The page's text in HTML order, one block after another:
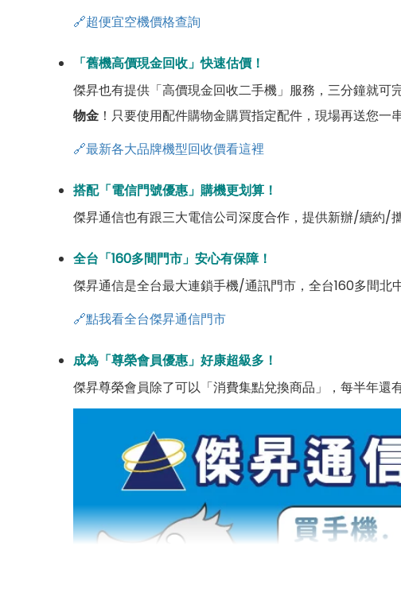
🔗超便宜空機價格查詢
「舊機高價現金回收」快速估價！
傑昇也有提供「高價現金回收二手機」服務，三分鐘就
物金 ！只要使用配件購物金購買指定配件，現場再送您一
🔗最新各大品牌機型回收價看這裡
搭配「電信門號優惠」購機更划算！
傑昇通信也有跟三大電信公司深度合作，提供新辦/續約/
全台「160多間門市」安心有保障！
傑昇通信是全台最大連鎖手機/通訊門市，全台160多間
🔗點我看全台傑昇通信門市
成為「尊榮會員優惠」好康超級多！
傑昇尊榮會員除了可以「消費集點兌換商品」，每半年還